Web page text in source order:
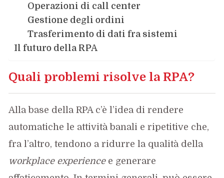
Operazioni di call center
Gestione degli ordini
Trasferimento di dati fra sistemi
Il futuro della RPA
Quali problemi risolve la RPA?
Alla base della RPA c’è l’idea di rendere
automatiche le attività banali e ripetitive che,
fra l’altro, tendono a ridurre la qualità della
workplace experiencee generare